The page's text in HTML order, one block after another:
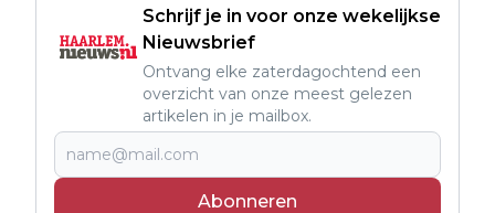
Schrijf je in voor onze wekelijkse
Nieuwsbrief
Ontvang elke zaterdagochtend een
overzicht van onze meest gelezen
artikelen in je mailbox.
Abonneren